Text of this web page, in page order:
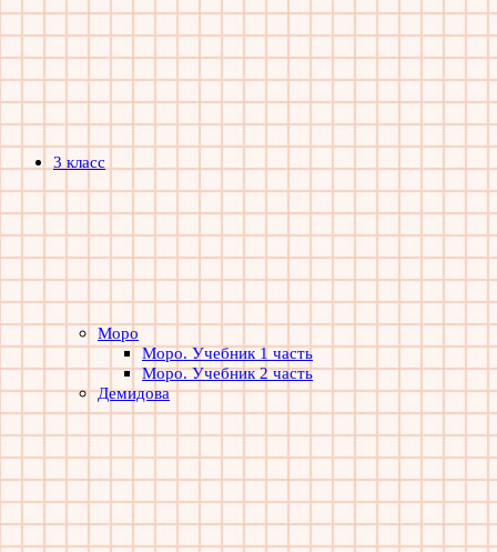
3 класс
Моро
Моро. Учебник 1 часть
Моро. Учебник 2 часть
Демидова